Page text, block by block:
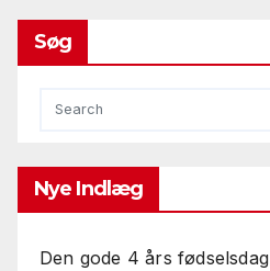
Søg
Nye Indlæg
Den gode 4 års fødselsdag